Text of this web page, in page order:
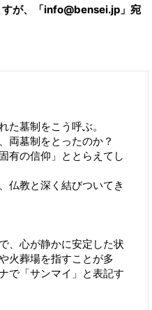
すが、「info@bensei.jp」宛
た墓制をこう呼ぶ。
両墓制をとったのか？
有の信仰」ととらえてし
仏教と深く結びついてき
、心が静かに安定した状
火葬場を指すことが多
で「サンマイ」と表記す